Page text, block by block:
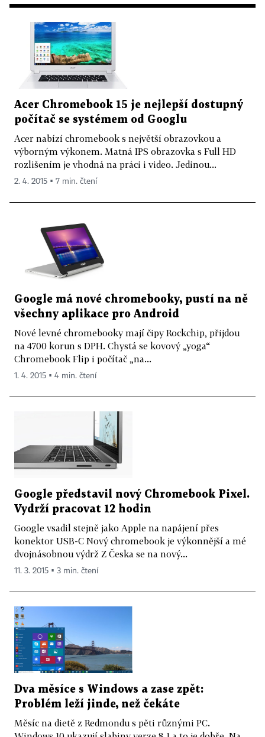
Acer Chromebook 15 je nejlepší dostupný
počítač se systémem od Googlu
Acer nabízí chromebook s největší obrazovkou a
výborným výkonem. Matná IPS obrazovka s Full HD
rozlišením je vhodná na práci i video. Jedinou...
2. 4. 2015 ▪ 7 min. čtení
Google má nové chromebooky, pustí na ně
všechny aplikace pro Android
Nové levné chromebooky mají čipy Rockchip, přijdou
na 4700 korun s DPH. Chystá se kovový „yoga“
Chromebook Flip i počítač „na...
1. 4. 2015 ▪ 4 min. čtení
Google představil nový Chromebook Pixel.
Vydrží pracovat 12 hodin
Google vsadil stejně jako Apple na napájení přes
konektor USB-C Nový chromebook je výkonnější a mé
dvojnásobnou výdrž Z Česka se na nový...
11. 3. 2015 ▪ 3 min. čtení
Dva měsíce s Windows a zase zpět:
Problém leží jinde, než čekáte
Měsíc na dietě z Redmondu s pěti různými PC.